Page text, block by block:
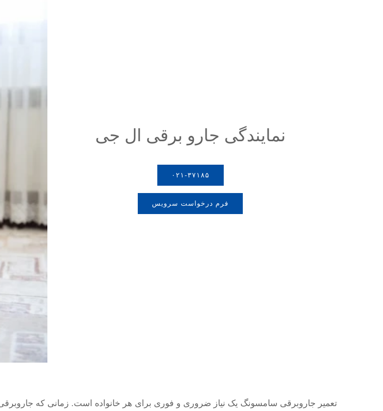
نمایندگی جارو برقی ال جی
۰۲۱-۳۷۱۸۵
فرم درخواست سرویس
تعمیر جاروبرقی سامسونگ یک نیاز ضروری و فوری برای هر خانواده است. زمانی که